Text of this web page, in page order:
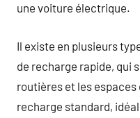
une voiture électrique.
Il existe en plusieurs
de recharge rapide, qui
routières et les espaces
recharge standard,